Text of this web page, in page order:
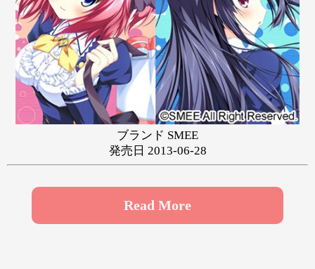
わ
ブランド SMEE
発売日 2013-06-28
Read More